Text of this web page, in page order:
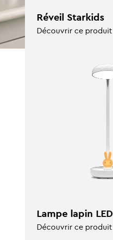
Réveil Starkids
Découvrir ce produit
Lampe lapin LED
Découvrir ce produit